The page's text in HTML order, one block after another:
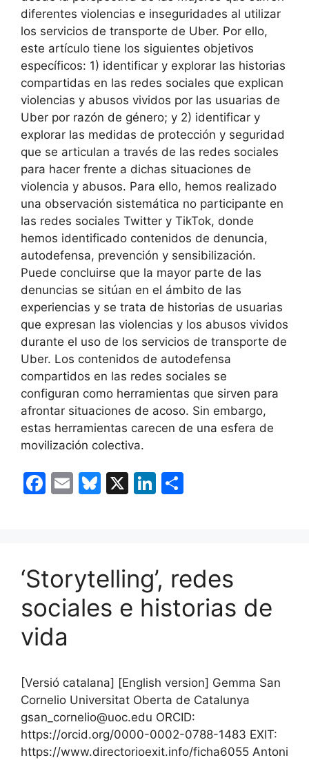
diferentes violencias e inseguridades al utilizar
los servicios de transporte de Uber. Por ello,
este artículo tiene los siguientes objetivos
específicos: 1) identificar y explorar las historias
compartidas en las redes sociales que explican
violencias y abusos vividos por las usuarias de
Uber por razón de género; y 2) identificar y
explorar las medidas de protección y seguridad
que se articulan a través de las redes sociales
para hacer frente a dichas situaciones de
violencia y abusos. Para ello, hemos realizado
una observación sistemática no participante en
las redes sociales Twitter y TikTok, donde
hemos identificado contenidos de denuncia,
autodefensa, prevención y sensibilización.
Puede concluirse que la mayor parte de las
denuncias se sitúan en el ámbito de las
experiencias y se trata de historias de usuarias
que expresan las violencias y los abusos vividos
durante el uso de los servicios de transporte de
Uber. Los contenidos de autodefensa
compartidos en las redes sociales se
configuran como herramientas que sirven para
afrontar situaciones de acoso. Sin embargo,
estas herramientas carecen de una esfera de
movilización colectiva.
F
b
o
o
k
E
Bl
k
y
X
Li
dI
n
ar
tir
‘Storytelling’, redes
sociales e historias de
vida
[Versió catalana] [English version] Gemma San
Cornelio Universitat Oberta de Catalunya
gsan_cornelio@uoc.edu ORCID:
https://orcid.org/0000-0002-0788-1483 EXIT:
https://www.directorioexit.info/ficha6055 Antoni